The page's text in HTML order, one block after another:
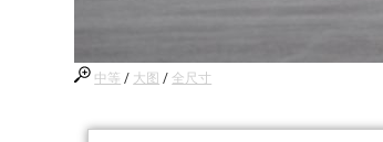
中等 / 大图 / 全尺寸